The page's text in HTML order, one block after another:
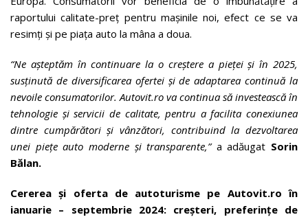
raportului calitate-preț pentru mașinile noi, efect ce se va
resimți și pe piața auto la mâna a doua.
“Ne așteptăm în continuare la o creștere a pieței și în 2025,
susținută de diversificarea ofertei și de adaptarea continuă la
nevoile consumatorilor. Autovit.ro va continua să investească în
tehnologie și servicii de calitate, pentru a facilita conexiunea
dintre cumpărători și vânzători, contribuind la dezvoltarea
unei piețe auto moderne și transparente,” a adăugat Sorin
Bălan.
Cererea și oferta de autoturisme pe Autovit.ro în
ianuarie – septembrie 2024: creșteri, preferințe de